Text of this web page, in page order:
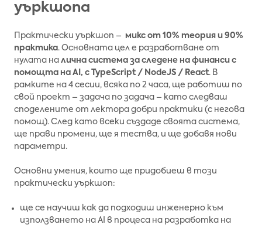
уъркшопа
Практически уъркшоп – микс от 10% теория и 90%
практика. Основната цел е разработване от
нулата на лична система за следене на финанси с
помощта на AI, с TypeScript / NodeJS / React. В
рамките на 4 сесии, всяка по 2 часа, ще работиш по
свой проект – задача по задача – като следваш
споделените от лектора добри практики (с негова
помощ). След като всеки създаде своята система,
ще прави промени, ще я тества, и ще добавя нови
параметри.
Основни умения, които ще придобиеш в този
практически уъркшоп:
ще се научиш как да подходиш инженерно към
използването на AI в процеса на разработка на